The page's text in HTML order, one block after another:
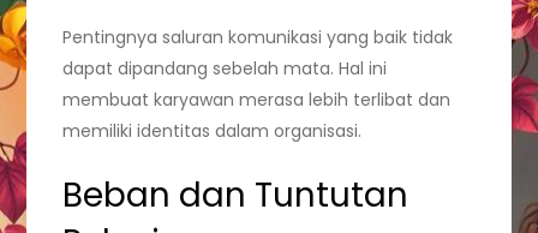
Pentingnya saluran komunikasi yang baik tidak
dapat dipandang sebelah mata. Hal ini
membuat karyawan merasa lebih terlibat dan
memiliki identitas dalam organisasi.
Beban dan Tuntutan